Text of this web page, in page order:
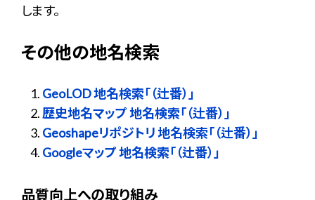
します。
その他の地名検索
GeoLOD 地名検索「（辻番）」
歴史地名マップ 地名検索「（辻番）」
Geoshapeリポジトリ 地名検索「（辻番）」
Googleマップ 地名検索「（辻番）」
品質向上への取り組み